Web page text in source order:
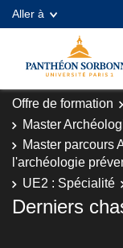
Aller à
Offre de formation
Master
Master parcours
l'archéologie
UE2 : Spécialité
Derniers